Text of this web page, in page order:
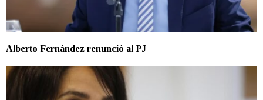
Alberto Fernández renunció al PJ